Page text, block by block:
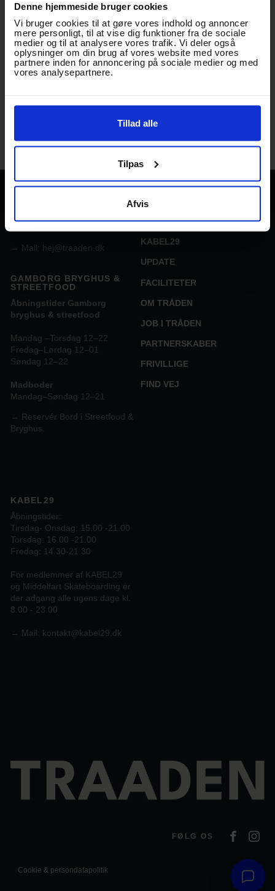
Denne hjemmeside bruger cookies
Vi bruger cookies til at gøre vores indhold og annoncer
mere personligt, til at vise dig funktioner fra de sociale
medier og til at analysere vores trafik. Vi deler også
oplysninger om din brug af vores website med vores
partnere inden for annoncering på sociale medier og med
vores analysepartnere.
Tillad alle
Tilpas
Afvis
stedet drømmer Remy om at blive en berømt fransk
stjernekok. Han slides mellem sin families forventninger til et liv
i kloakkerne, og så at følge sin drøm. Da han møder
køkkenspøgelset Linguini sker en kædereaktion af
begivenheder, som fuldstændigt vender op og ned på hele
Paris!
STREET FOOD
EVENTS
KABEL29
UPDATE
FACILITETER
OM TRÅDEN
JOB I TRÅDEN
PARTNERSKABER
FRIVILLIGE
FIND VEJ
→ Mail: hej@traaden.dk
GAMBORG BRYGHUS &
STREETFOOD
Åbningstider Gamborg
bryghus & streetfood
Mandag –Torsdag 12–22
Fredag–Lørdag 12–01
Søndag 12–22
Madboder
Mandag–Søndag 12–21
→ Reservér Bord i Streetfood &
Bryghus.
KABEL29
Åbningstider:
Tirsdag- Onsdag: 15.00 -21.00
Torsdag: 16.00 -21.00
Fredag: 14.30-21.30
For medlemmer af KABEL29
og Middelfart Skateboarding er
der adgang alle ugens dage kl.
8.00 - 23.00
→ Mail: kontakt@kabel29.dk
FØLG OS
Cookie & persondatapolitik